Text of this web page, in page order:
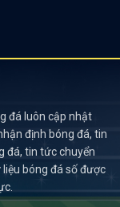
đá luôn cập nhật
định bóng đá, tin
đá, tin tức chuyển
bóng đá số được